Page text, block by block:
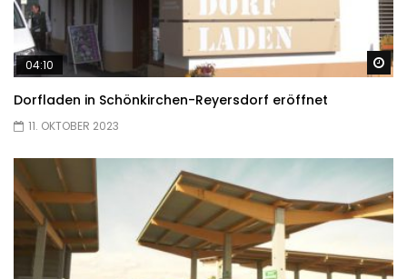
04:10
Dorfladen in Schönkirchen-Reyersdorf eröffnet
11. OKTOBER 2023